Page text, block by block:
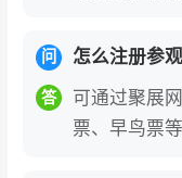
澳台通行证，
子门票二维码刷
中国（北京）
展商名单部分
问 怎么注册参
答
可通过聚展
票、早鸟票